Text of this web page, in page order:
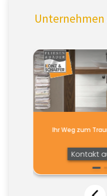
Unternehmen